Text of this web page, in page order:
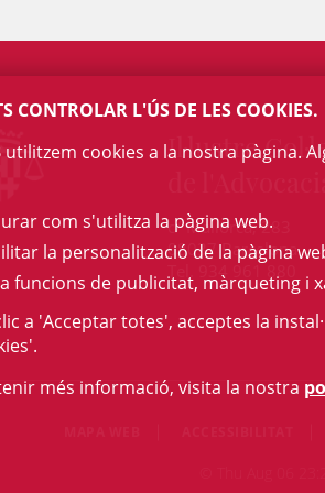
Il·lustre
c/ Mallorca, 283
08037 Barcelona
Tel. 934 961 880
© Thu Aug 06
CONTROLAR L'ÚS DE LES COOKIES.
utilitzem cookies a la nostra
com s'utilitza la pàgina web.
la personalització de la pàgina
funcions de publicitat, màrqueting i
a 'Acceptar totes', acceptes la
més informació, visita la nostra